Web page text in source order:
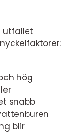
utfallet
hög
snabb
blir